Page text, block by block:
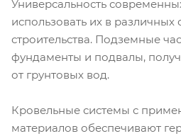
Универсальность
использовать их в различных
строительства. Подземные
фундаменты и подвалы,
от грунтовых вод.
Кровельные системы с
материалов обеспечивают